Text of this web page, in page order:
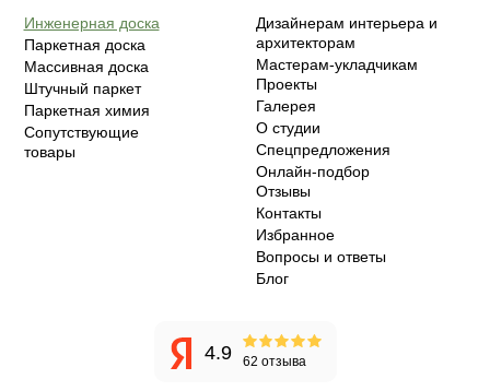
Инженерная доска
Паркетная доска
Массивная доска
Штучный паркет
Паркетная химия
Сопутствующие
товары
Дизайнерам интерьера и
архитекторам
Мастерам-укладчикам
Проекты
Галерея
О студии
Спецпредложения
Онлайн-подбор
Отзывы
Контакты
Избранное
Вопросы и ответы
Блог
4.9 62 отзыва